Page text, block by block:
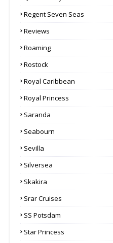
Regent Seven Seas
Reviews
Roaming
Rostock
Royal Caribbean
Royal Princess
Saranda
Seabourn
Sevilla
Silversea
Skakira
Srar Cruises
SS Potsdam
Star Princess